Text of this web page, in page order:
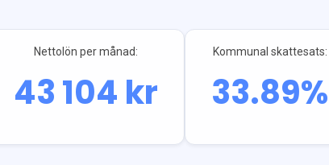
Nettolön per månad:
43 104 kr
Kommunal skattesats:
33.89%